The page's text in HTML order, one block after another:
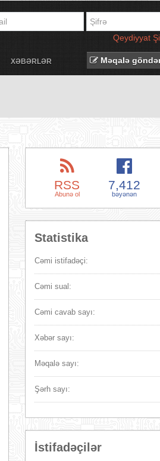
Qeydiyyat
XƏBƏRLƏR Məqalə
RSS
Abunə ol
7,412
bəyənən
Statistika
Cəmi istifadəçi:
Cəmi sual:
Cəmi cavab sayı:
Xəbər sayı:
Məqalə sayı:
Şərh sayı:
İstifadəçilər